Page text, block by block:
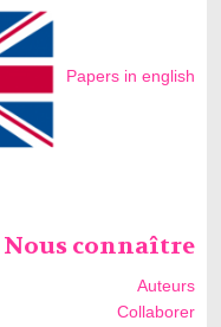
Papers in english
Nous connaître
Auteurs
Collaborer